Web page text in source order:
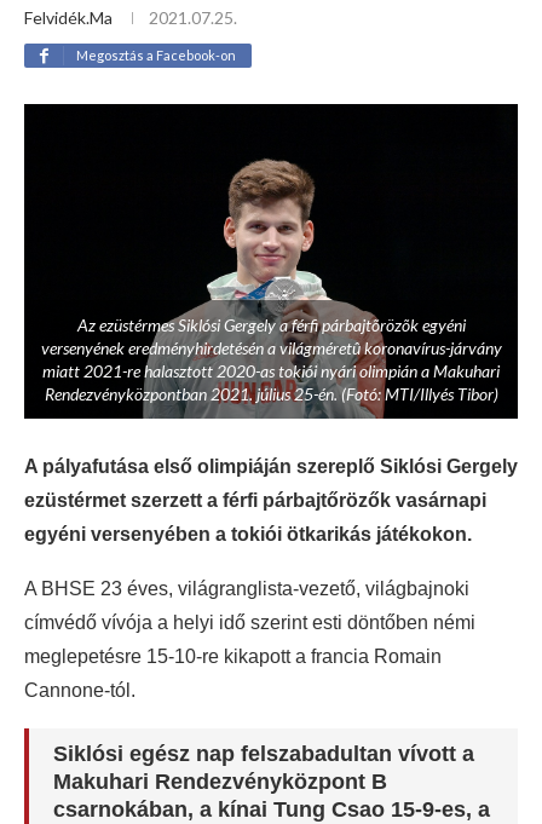
Felvidék.ma 2021.07.25.
Megosztás a Facebook-on
Az ezüstérmes Siklósi Gergely a férfi párbajtõrözõk egyéni
versenyének eredményhirdetésén a világméretû koronavírus-járvány
miatt 2021-re halasztott 2020-as tokiói nyári olimpián a Makuhari
Rendezvényközpontban 2021. július 25-én. (Fotó: MTI/Illyés Tibor)
A pályafutása első olimpiáján szereplő Siklósi Gergely
ezüstérmet szerzett a férfi párbajtőrözők vasárnapi
egyéni versenyében a tokiói ötkarikás játékokon.
A BHSE 23 éves, világranglista-vezető, világbajnoki
címvédő vívója a helyi idő szerint esti döntőben némi
meglepetésre 15-10-re kikapott a francia Romain
Cannone-tól.
Siklósi egész nap felszabadultan vívott a
Makuhari Rendezvényközpont B
csarnokában, a kínai Tung Csao 15-9-es, a